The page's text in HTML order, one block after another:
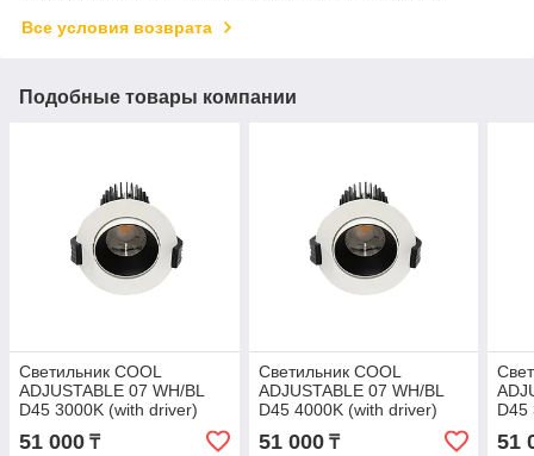
Все условия возврата
Подобные товары компании
Светильник COOL
ADJUSTABLE 07 WH/BL
D45 3000K (with driver)
51 000 ₸
Светильник COOL
ADJUSTABLE 07 WH/BL
D45 4000K (with driver)
51 000₸
D45
51